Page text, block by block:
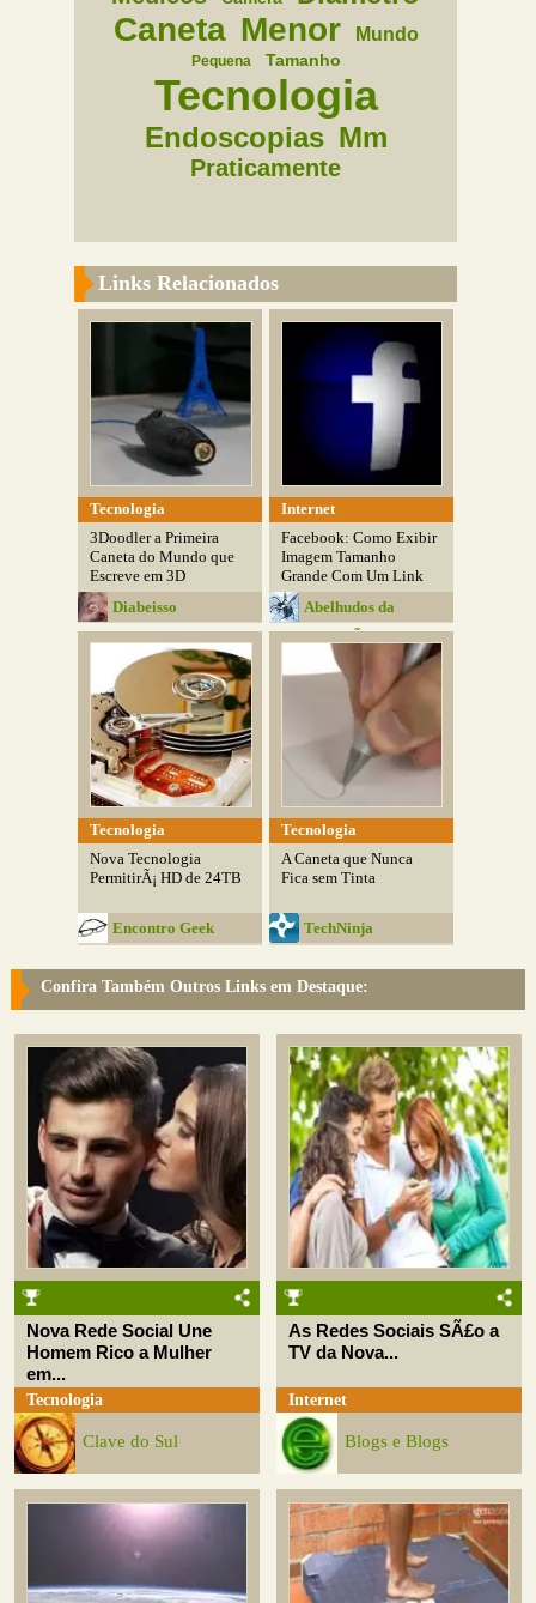
Caneta Menor Mundo
Pequena Tamanho
Tecnologia
Endoscopias Mm
Praticamente
Links Relacionados
Tecnologia
3Doodler a Primeira
Caneta do Mundo que
Escreve em 3D
Diabeisso
Internet
Facebook: Como Exibir
Imagem Tamanho
Grande Com Um Link
Abelhudos da
InformÃ¡tica
Tecnologia
Nova Tecnologia
PermitirÃ¡ HD de 24TB
Encontro Geek
Tecnologia
A Caneta que Nunca
Fica sem Tinta
TechNinja
Confira Também Outros Links em Destaque:
Nova Rede Social Une
Homem Rico a Mulher
em...
Tecnologia
Clave do Sul
As Redes Sociais SÃ£o a
TV da Nova...
Internet
Blogs e Blogs